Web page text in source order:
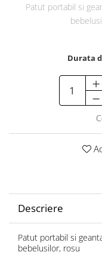
Patut portabil si
Durata
Descriere
Patut portabil si
bebelusilor, rosu